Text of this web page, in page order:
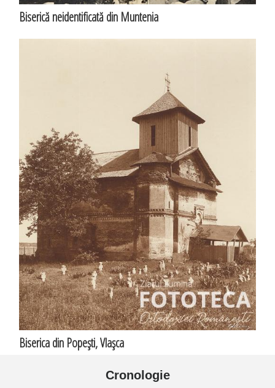
Biserică neidentificată din Muntenia
Biserica din Popeşti, Vlaşca
Cronologie